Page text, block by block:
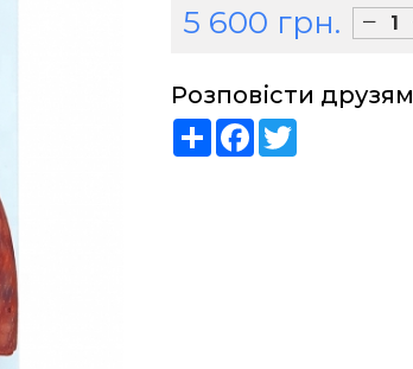
5 600 грн.
Розповісти друзям
ShareFacebook